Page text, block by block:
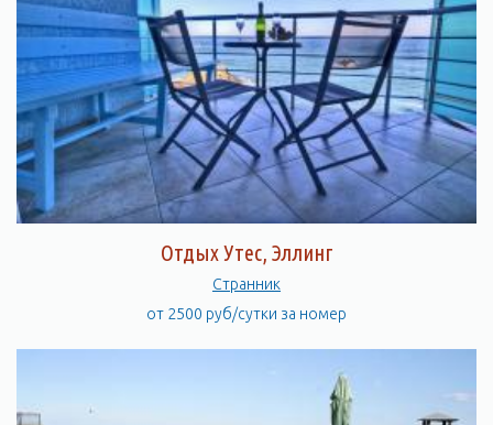
Отдых Утес, Эллинг
Странник
от 2500 руб/сутки за номер